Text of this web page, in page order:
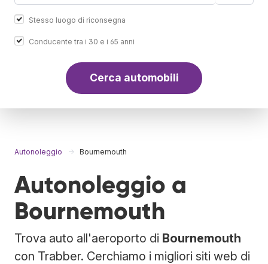
Stesso luogo di riconsegna
Conducente tra i 30 e i 65 anni
Cerca automobili
Autonoleggio Bournemouth
Autonoleggio a
Bournemouth
Trova auto all'aeroporto di Bournemouth
con Trabber. Cerchiamo i migliori siti web di